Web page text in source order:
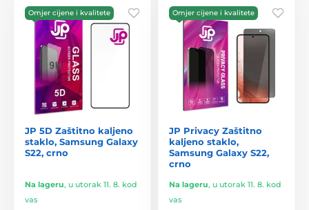
Omjer cijene i kvalitete
JP 5D Zaštitno kaljeno
staklo, Samsung Galaxy
S22, crno
Na lageru, u utorak 11. 8. kod
vas
Omjer cijene i kvalitete
JP Privacy Zaštitno
kaljeno staklo,
Samsung Galaxy S22,
crno
Na lageru, u utorak 11. 8. kod
vas